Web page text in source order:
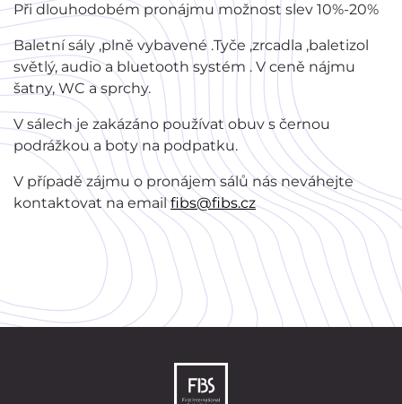
Při dlouhodobém pronájmu možnost slev 10%-20%
Baletní sály ,plně vybavené .Tyče ,zrcadla ,baletizol
světlý, audio a bluetooth systém . V ceně nájmu
šatny, WC a sprchy.
V sálech je zakázáno používat obuv s černou
podrážkou a boty na podpatku.
V případě zájmu o pronájem sálů nás neváhejte
kontaktovat na emailfibs@fibs.cz